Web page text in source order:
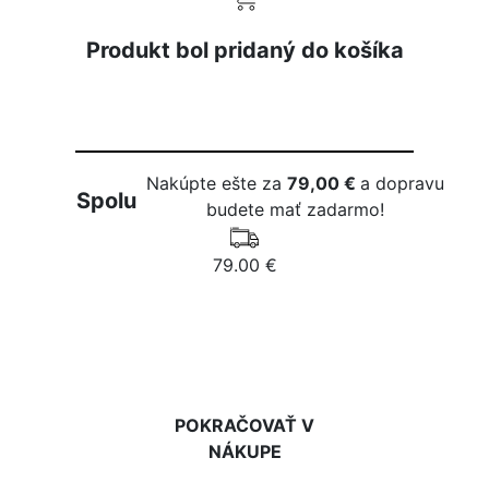
Produkt bol pridaný do košíka
Spolu
Nakúpte ešte za79,00 €a dopravu
budete mať zadarmo!
79.00 €
POKRAČOVAŤ V
NÁKUPE